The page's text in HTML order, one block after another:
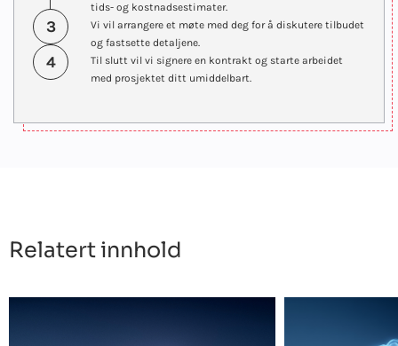
tids- og kostnadsestimater.
3
Vi vil arrangere et møte med deg for å diskutere tilbudet
og fastsette detaljene.
4
Til slutt vil vi signere en kontrakt og starte arbeidet
med prosjektet ditt umiddelbart.
Relatert innhold